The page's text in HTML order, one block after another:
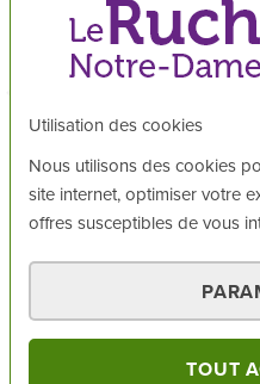
Utilisation des cookies
Nous utilisons des cookies
site internet, optimiser votre
offres susceptibles de vous
TOUT
Sandrine V.
5/5
dents sont nettoyées